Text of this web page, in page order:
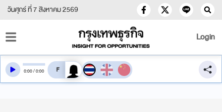
วันศุกร์ ที่ 7 สิงหาคม 2569
Login
0:00/0:00 สลับเสียงอ่าน